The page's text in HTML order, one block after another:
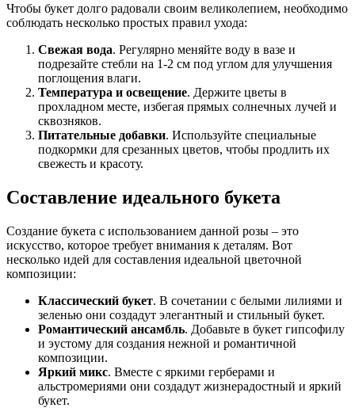
Чтобы букет долго радовали своим великолепием, необходимо
соблюдать несколько простых правил ухода:
Свежая вода. Регулярно меняйте воду в вазе и
подрезайте стебли на 1-2 см под углом для улучшения
поглощения влаги.
Температура и освещение. Держите цветы в
прохладном месте, избегая прямых солнечных лучей и
сквозняков.
Питательные добавки. Используйте специальные
подкормки для срезанных цветов, чтобы продлить их
свежесть и красоту.
Составление идеального букета
Создание букета с использованием данной розы – это
искусство, которое требует внимания к деталям. Вот
несколько идей для составления идеальной цветочной
композиции:
Классический букет. В сочетании с белыми лилиями и
зеленью они создадут элегантный и стильный букет.
Романтический ансамбль. Добавьте в букет гипсофилу
и эустому для создания нежной и романтичной
композиции.
Яркий микс. Вместе с яркими герберами и
альстромериями они создадут жизнерадостный и яркий
букет.